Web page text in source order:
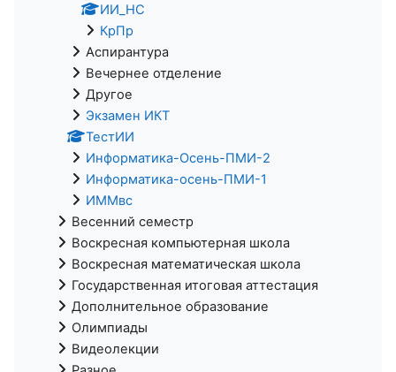
ИИ_НС
КрПр
Аспирантура
Вечернее отделение
Другое
Экзамен ИКТ
ТестИИ
Информатика-Осень-ПМИ-2
Информатика-осень-ПМИ-1
ИММвс
Весенний семестр
Воскресная компьютерная школа
Воскресная математическая школа
Государственная итоговая аттестация
Дополнительное образование
Олимпиады
Видеолекции